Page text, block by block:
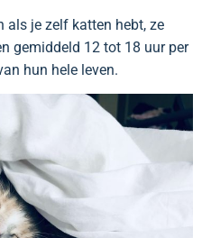
als je zelf katten hebt, ze
gemiddeld 12 tot 18 uur per
hun hele leven.